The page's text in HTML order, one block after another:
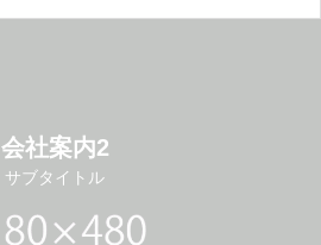
会社案内2
サブタイトル